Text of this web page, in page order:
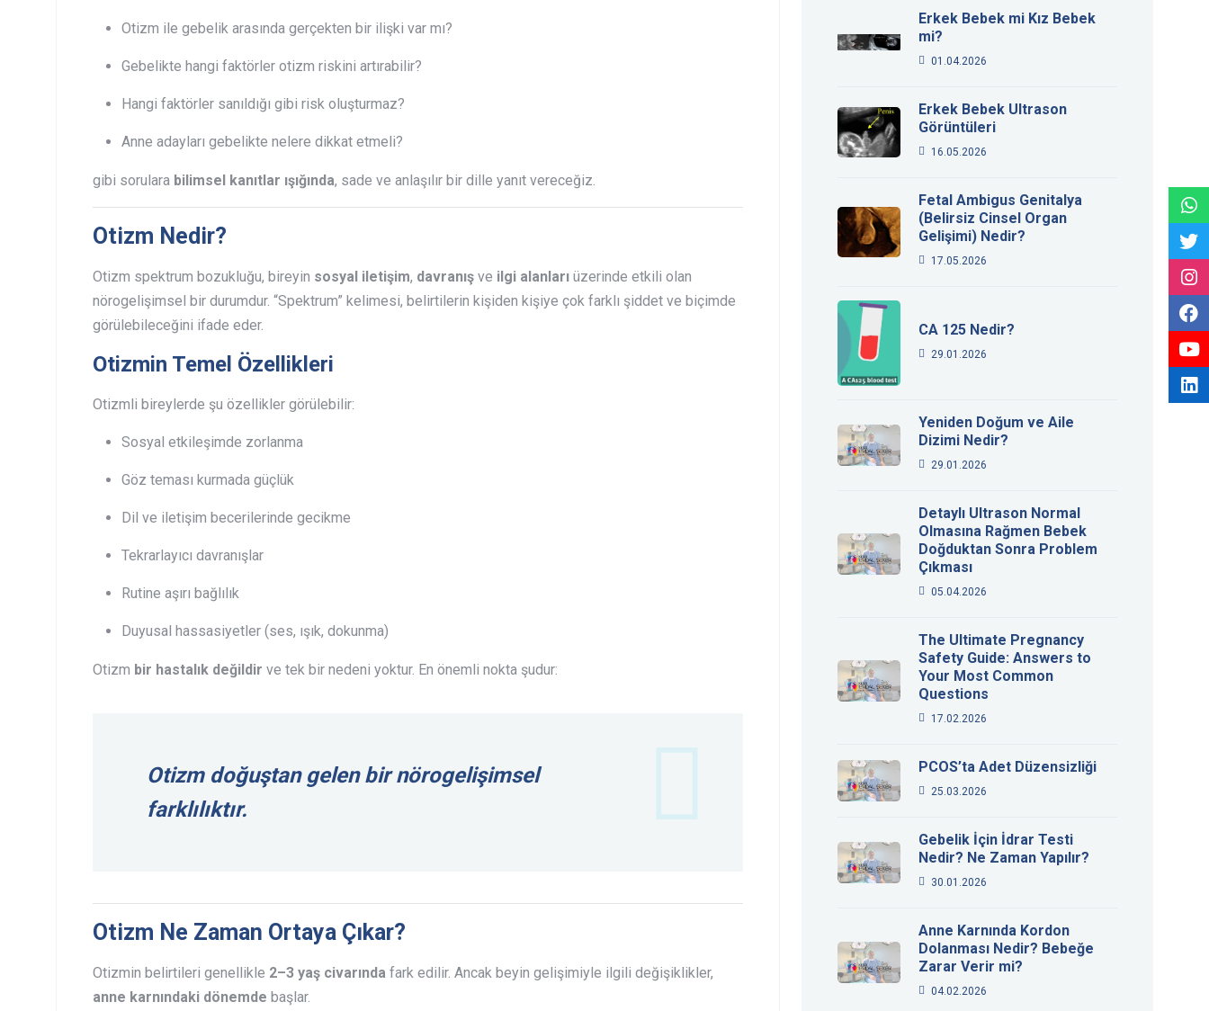
Otizm ile gebelik arasında gerçekten bir ilişki var mı?
Gebelikte hangi faktörler otizm riskini artırabilir?
Hangi faktörler sanıldığı gibi risk oluşturmaz?
Anne adayları gebelikte nelere dikkat etmeli?
gibi sorulara bilimsel kanıtlar ışığında, sade ve anlaşılır bir dille yanıt vereceğiz.
Otizm Nedir?
Otizm spektrum bozukluğu, bireyin sosyal iletişim, davranış ve ilgi alanları üzerinde etkili olan
nörogelişimsel bir durumdur. “Spektrum” kelimesi, belirtilerin kişiden kişiye çok farklı şiddet ve biçimde
görülebileceğini ifade eder.
Otizmin Temel Özellikleri
Otizmli bireylerde şu özellikler görülebilir:
Sosyal etkileşimde zorlanma
Göz teması kurmada güçlük
Dil ve iletişim becerilerinde gecikme
Tekrarlayıcı davranışlar
Rutine aşırı bağlılık
Duyusal hassasiyetler (ses, ışık, dokunma)
Otizm bir hastalık değildir ve tek bir nedeni yoktur. En önemli nokta şudur:
Otizm doğuştan gelen bir nörogelişimsel
farklılıktır.
Otizm Ne Zaman Ortaya Çıkar?
Otizmin belirtileri genellikle 2–3 yaş civarında fark edilir. Ancak beyin gelişimiyle ilgili değişiklikler,
anne karnındaki dönemde başlar.
Erkek Bebek mi Kız Bebek
mi?
01.04.2026
Erkek Bebek Ultrason
Görüntüleri
16.05.2026
Fetal Ambigus Genitalya
(Belirsiz Cinsel Organ
Gelişimi) Nedir?
17.05.2026
CA 125 Nedir?
29.01.2026
Yeniden Doğum ve Aile
Dizimi Nedir?
29.01.2026
Detaylı Ultrason Normal
Olmasına Rağmen Bebek
Doğduktan Sonra Problem
Çıkması
05.04.2026
The Ultimate Pregnancy
Safety Guide: Answers to
Your Most Common
Questions
17.02.2026
PCOS’ta Adet Düzensizliği
25.03.2026
Gebelik İçin İdrar Testi
Nedir? Ne Zaman Yapılır?
30.01.2026
Anne Karnında Kordon
Dolanması Nedir? Bebeğe
Zarar Verir mi?
04.02.2026